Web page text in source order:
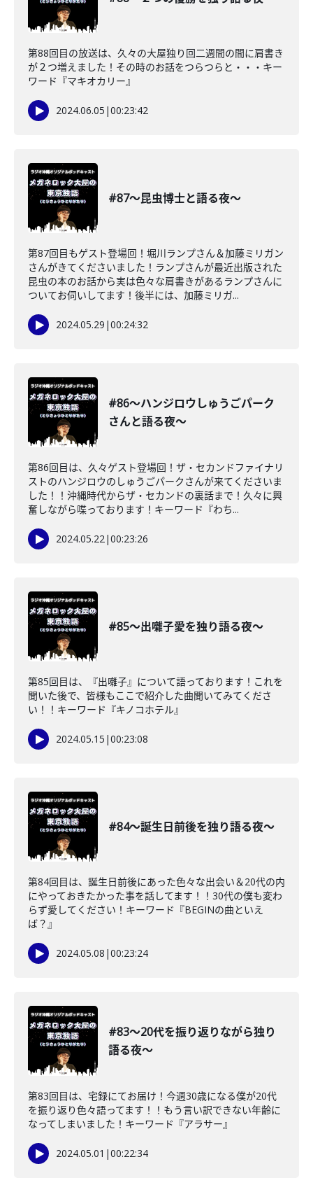
第88回目の放送は、久々の大屋独り回二週間の間に肩書き
が２つ増えました！その時のお話をつらつらと・・・キー
ワード『マキオカリー』
2024.06.05 |00:23:42
#87〜昆虫博士と語る夜〜
第87回目もゲスト登場回！堀川ランプさん＆加藤ミリガン
さんがきてくださいました！ランプさんが最近出版された
昆虫の本のお話から実は色々な肩書きがあるランプさんに
ついてお伺いしてます！後半には、加藤ミリガ...
2024.05.29 |00:24:32
#86〜ハンジロウしゅうごパーク
さんと語る夜〜
第86回目は、久々ゲスト登場回！ザ・セカンドファイナリ
ストのハンジロウのしゅうごパークさんが来てくださいま
した！！沖縄時代からザ・セカンドの裏話まで！久々に興
奮しながら喋っております！キーワード『わち...
2024.05.22|00:23:26
#85〜出囃子愛を独り語る夜〜
第85回目は、『出囃子』について語っております！これを
聞いた後で、皆様もここで紹介した曲聞いてみてくださ
い！！キーワード『キノコホテル』
2024.05.15 |00:23:08
#84〜誕生日前後を独り語る夜〜
第84回目は、誕生日前後にあった色々な出会い＆20代の内
にやっておきたかった事を話してます！！30代の僕も変わ
らず愛してください！キーワード『BEGINの曲といえ
ば？』
2024.05.08 |00:23:24
#83〜20代を振り返りながら独り
語る夜〜
第83回目は、宅録にてお届け！今週30歳になる僕が20代
を振り返り色々語ってます！！もう言い訳できない年齢に
なってしまいました！キーワード『アラサー』
2024.05.01 |00:22:34